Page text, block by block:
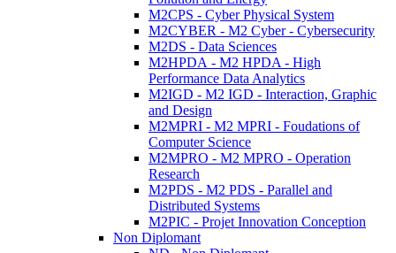
M2CPS - Cyber Physical System
M2CYBER - M2 Cyber - Cybersecurity
M2DS - Data Sciences
M2HPDA - M2 HPDA - High
Performance Data Analytics
M2IGD - M2 IGD - Interaction, Graphic
and Design
M2MPRI - M2 MPRI - Foudations of
Computer Science
M2MPRO - M2 MPRO - Operation
Research
M2PDS - M2 PDS - Parallel and
Distributed Systems
M2PIC - Projet Innovation Conception
Non Diplomant